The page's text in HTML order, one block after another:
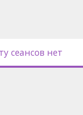
сеансов нет